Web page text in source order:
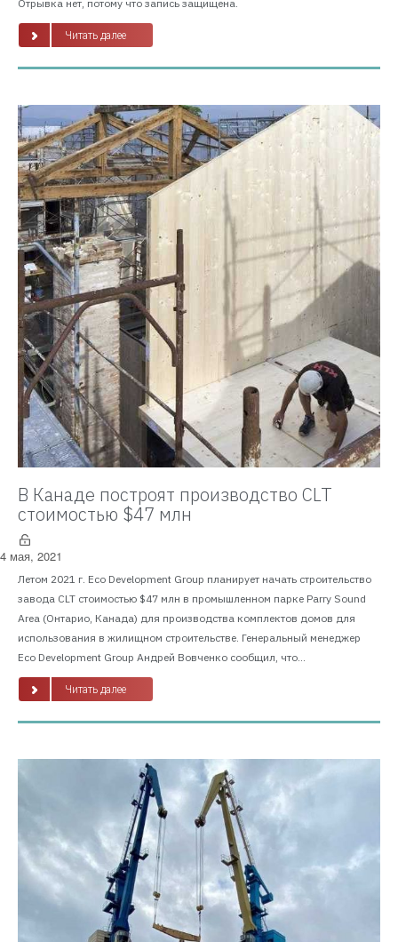
Отрывка нет, потому что запись защищена.
Читать далее
В Канаде построят производство CLT
стоимостью $47 млн
4 мая, 2021
Летом 2021 г. Eco Development Group планирует начать строительство
завода CLT стоимостью $47 млн в промышленном парке Parry Sound
Area (Онтарио, Канада) для производства комплектов домов для
использования в жилищном строительстве. Генеральный менеджер
Eco Development Group Андрей Вовченко сообщил, что...
Читать далее